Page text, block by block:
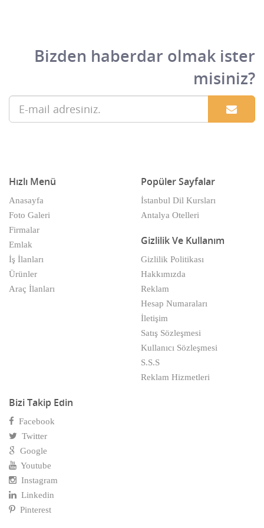
Diyarbakır
Edirne
Erzurum
Eskişehir
Gaziantep
Giresun
Gümüşhane
Isparta
istanbul
izmir
Karabük
Alışveriş Merkezleri
Alüminyum Çatı Kaplama
Alüminyum Tel
Aluminyum ve PVC Doğrama
Ambalaj Makinaları
Ambalaj Malzemeleri
Anahtar Kilit Çilingir
Ar-Ge Şirketleri
Araç Kiralama Servisleri
Aracı Kurumlar
Araştırma Şirketleri
Arkadaşlık Siteleri
Bizden haberdar olmak ister
misiniz?
Hızlı Menü
Anasayfa
Foto Galeri
Firmalar
Emlak
İş İlanları
Ürünler
Araç İlanları
Popüler Sayfalar
İstanbul Dil Kursları
Antalya Otelleri
Gizlilik Ve Kullanım
Gizlilik Politikası
Hakkımızda
Reklam
Hesap Numaraları
İletişim
Satış Sözleşmesi
Kullanıcı Sözleşmesi
S.S.S
Reklam Hizmetleri
Bizi Takip Edin
Facebook
Twitter
Google
Youtube
Instagram
Linkedin
Pinterest